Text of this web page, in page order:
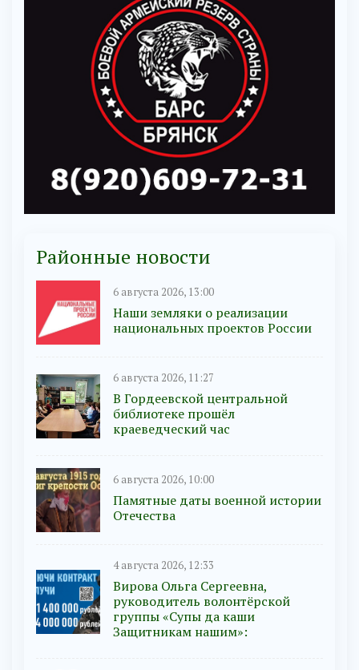
Районные новости
6 августа 2026, 13:00
Наши земляки о реализации
национальных проектов России
6 августа 2026, 11:27
В Гордеевской центральной
библиотеке прошёл
краеведческий час
6 августа 2026, 10:00
Памятные даты военной истории
Отечества
4 августа 2026, 12:33
Вирова Ольга Сергеевна,
руководитель волонтёрской
группы «Супы да каши
Защитникам нашим»: